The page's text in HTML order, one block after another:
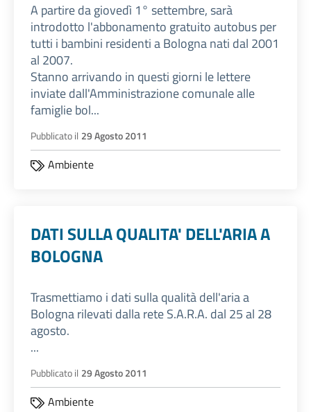
A partire da giovedì 1° settembre, sarà
introdotto l'abbonamento gratuito autobus per
tutti i bambini residenti a Bologna nati dal 2001
al 2007.
Stanno arrivando in questi giorni le lettere
inviate dall'Amministrazione comunale alle
famiglie bol...
Pubblicato il 29 Agosto 2011
Ambiente
DATI SULLA QUALITA' DELL'ARIA A
BOLOGNA
Trasmettiamo i dati sulla qualità dell'aria a
Bologna rilevati dalla rete S.A.R.A. dal 25 al 28
agosto.
...
Pubblicato il 29 Agosto 2011
Ambiente